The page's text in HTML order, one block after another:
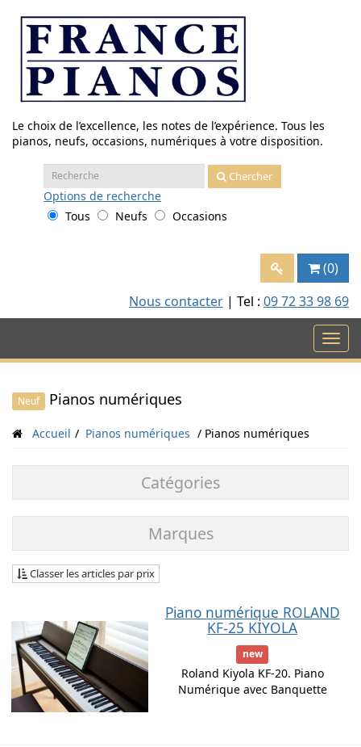
contenu
Le choix de l’excellence, les notes de l’expérience. Tous les
pianos, neufs, occasions, numériques à votre disposition.
Recherche
:
Chercher
Options de recherche
Tous
Neufs Occasions
(0)
Nous contacter | Tel : 09 72 33 98 69
Neuf Pianos numériques
Accueil Pianos numériques Pianos numériques
Catégories
Marques
Classer les articles par prix
Piano numérique ROLAND
KF-25 KIYOLA
new
Roland Kiyola KF-20. Piano
Numérique avec Banquette